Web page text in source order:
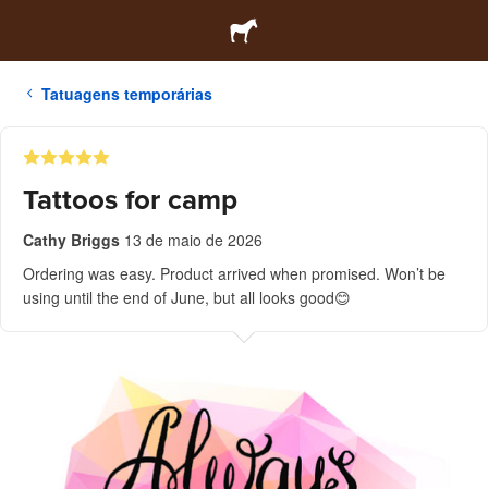
Tatuagens temporárias
Tattoos for camp
Cathy Briggs 13 de maio de 2026
Ordering was easy. Product arrived when promised. Won’t be
using until the end of June, but all looks good😊